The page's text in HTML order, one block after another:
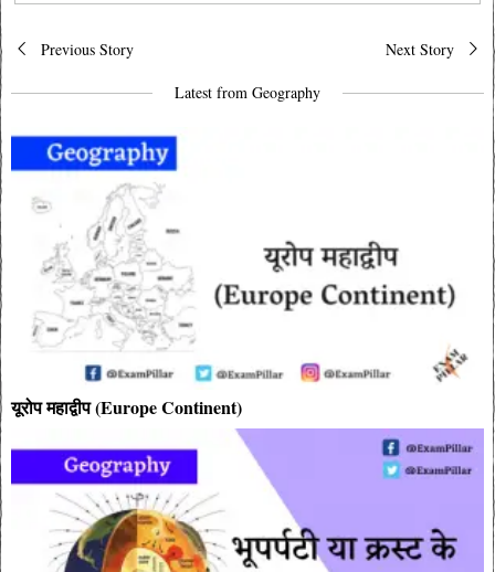
Post
navigation
Previous Story Next Story
Latest from Geography
यूरोप महाद्वीप (Europe Continent)